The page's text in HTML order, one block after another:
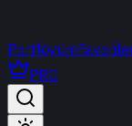
Portföyüm
PRO